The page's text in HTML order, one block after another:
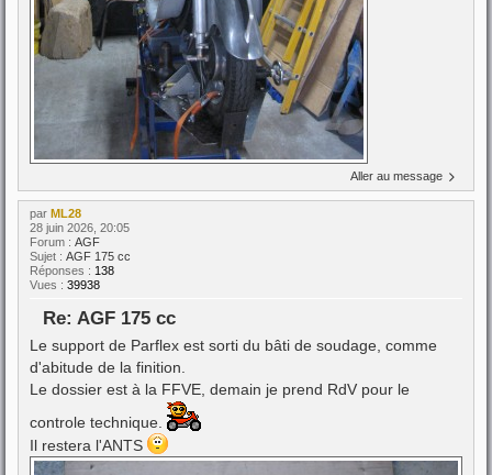
Aller au message
par ML28
28 juin 2026, 20:05
Forum : AGF
Sujet : AGF 175 cc
Réponses : 138
Vues : 39938
Re: AGF 175 cc
Le support de Parflex est sorti du bâti de soudage, comme
d'abitude de la finition.
Le dossier est à la FFVE, demain je prend RdV pour le
controle technique.
Il restera l'ANTS